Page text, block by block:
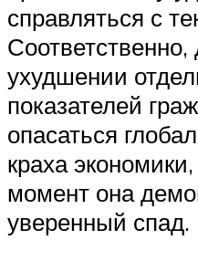
справляться с
ухудшении
показателей
опасаться
краха
момент она
уверенный спад.